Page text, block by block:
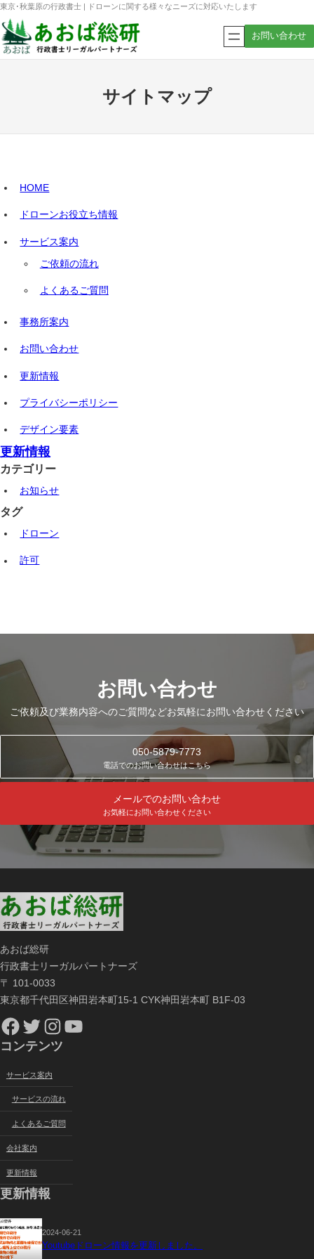
内
容
を
ス
東京･秋葉原の行政書士 | ドローンに関する様々なニーズに対応いたします
お問い合わせ
サイトマップ
HOME
ドローンお役立ち情報
サービス案内
ご依頼の流れ
よくあるご質問
事務所案内
お問い合わせ
更新情報
プライバシーポリシー
デザイン要素
更新情報
カテゴリー
お知らせ
タグ
ドローン
許可
お問い合わせ
ご依頼及び業務内容へのご質問などお気軽にお問い合わせください
050-5879-7773
電話でのお問い合わせはこちら
メールでのお問い合わせ
お気軽にお問い合わせください
あおば総研
行政書士リーガルパートナーズ
〒 101-0033
東京都千代田区神田岩本町15-1 CYK神田岩本町 B1F-03
Facebook Twitter Instagram YouTube
コンテンツ
サービス案内
サービスの流れ
よくあるご質問
会社案内
更新情報
更新情報
2024-06-21
Youtubeドローン情報を更新しました。